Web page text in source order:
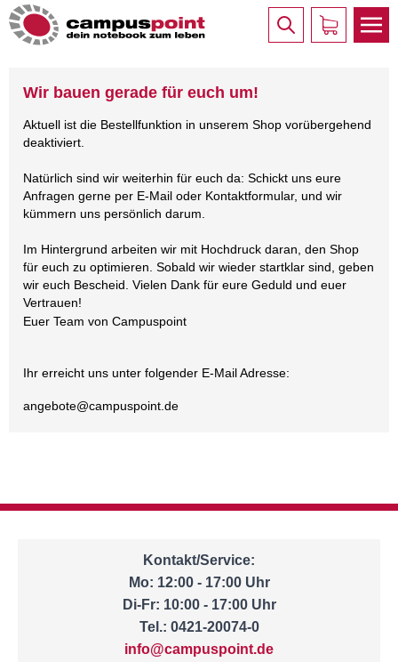
Wir bauen gerade für euch um!
Aktuell ist die Bestellfunktion in unserem Shop vorübergehend
deaktiviert.
Natürlich sind wir weiterhin für euch da: Schickt uns eure
Anfragen gerne per E-Mail oder Kontaktformular, und wir
kümmern uns persönlich darum.
Im Hintergrund arbeiten wir mit Hochdruck daran, den Shop
für euch zu optimieren. Sobald wir wieder startklar sind, geben
wir euch Bescheid. Vielen Dank für eure Geduld und euer
Vertrauen!
Euer Team von Campuspoint
Ihr erreicht uns unter folgender E-Mail Adresse:
angebote@campuspoint.de
Kontakt/Service:
Mo: 12:00 - 17:00 Uhr
Di-Fr: 10:00 - 17:00 Uhr
Tel.: 0421-20074-0
info@campuspoint.de